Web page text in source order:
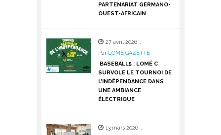
PARTENARIAT GERMANO-
OUEST-AFRICAIN
27 avril 2026 ,
Par LOME GAZETTE
BASEBALL5 : LOMÉ C
SURVOLE LE TOURNOI DE
L’INDÉPENDANCE DANS
UNE AMBIANCE
ÉLECTRIQUE
13 mars 2026 ,